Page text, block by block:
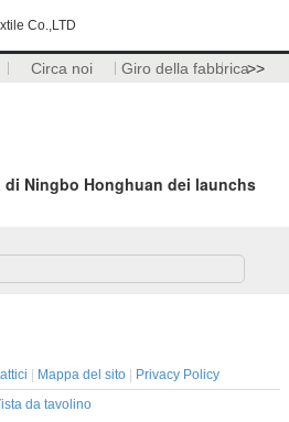
Co.,LTD
Circa noi Giro della fabbrica>>
Ningbo Honghuan dei launchs
Mappa del sito|
Privacy Policy
da tavolino